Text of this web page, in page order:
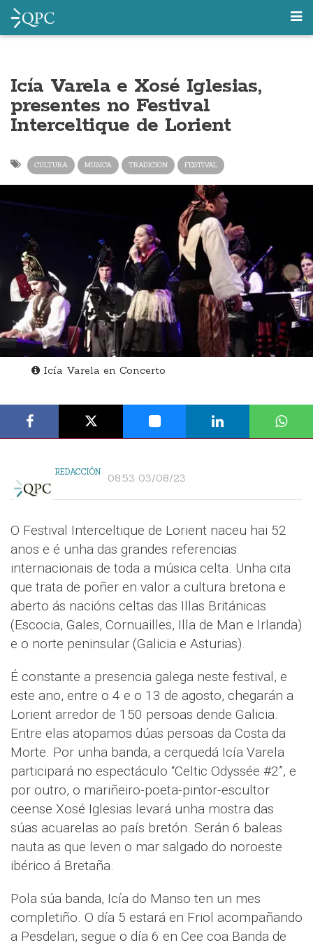
Icía Varela e Xosé Iglesias,
presentes no Festival
Interceltique de Lorient
CULTURA MUSICA TRADICION FESTIVAL
Icía Varela en Concerto
REDACCIÓN 08:53 03/08/23
O Festival Interceltique de Lorient naceu hai 52
anos e é unha das grandes referencias
internacionais de toda a música celta. Unha cita
que trata de poñer en valor a cultura bretona e
aberto ás nacións celtas das Illas Británicas
(Escocia, Gales, Cornuailles, Illa de Man e Irlanda)
e o norte peninsular (Galicia e Asturias).
É constante a presencia galega neste festival, e
este ano, entre o 4 e o 13 de agosto, chegarán a
Lorient arredor de 150 persoas dende Galicia.
Entre elas atopamos dúas persoas da Costa da
Morte. Por unha banda, a cerquedá Icía Varela
participará no espectáculo “Celtic Odyssée #2”, e
por outro, o mariñeiro-poeta-pintor-escultor
ceense Xosé Iglesias levará unha mostra das
súas acuarelas ao país bretón. Serán 6 baleas
nauta as que leven o mar salgado do noroeste
ibérico á Bretaña.
Pola súa banda, Icía do Manso ten un mes
completiño. O día 5 estará en Friol acompañando
a Pesdelan, segue o día 6 en Cee coa Banda de